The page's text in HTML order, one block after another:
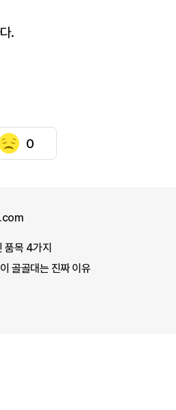
.
0
품목 4가지
골골대는 진짜 이유